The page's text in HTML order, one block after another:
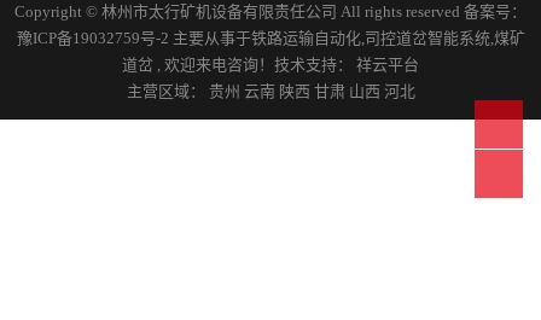
Copyright © 林州市太行矿机设备有限责任公司 All rights reserved 备案号：
豫ICP备19032759号-2 主要从事于铁路运输自动化, 司控道岔智能系统, 煤矿
道岔 , 欢迎来电咨询！技术支持：
祥云平台
主营区域： 贵州 云南 陕西 甘肃 山西 河北